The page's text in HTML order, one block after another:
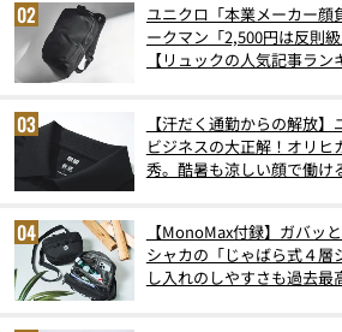
ユニクロ「本業メーカー顔
ークマン「2,500円は反則
【リュックの人気記事ラ
【汗だく通勤からの解放
ビジネスの大正解！オリ
秀。酷暑も涼しい顔で働け
【MonoMax付録】ガバッ
シャカの「じゃばら式４層
し入れのしやすさも過去最